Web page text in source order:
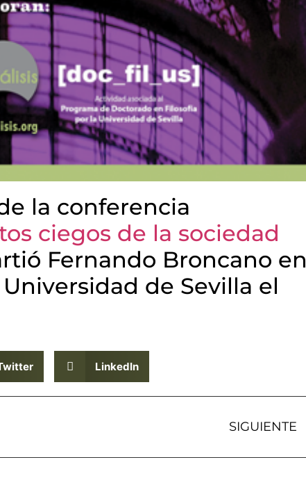
la conferencia
ciegos de la sociedad
Fernando Broncano en
de Sevilla el
LinkedIn
SIGUIENTE